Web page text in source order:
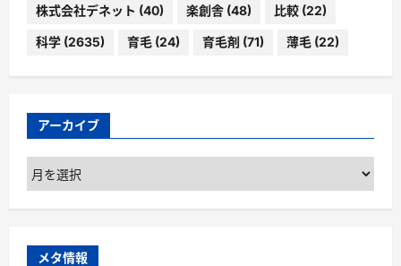
株式会社デネット (40) 楽創舎 (48) 比較 (22)
科学 (2635) 育毛 (24) 育毛剤 (71) 薄毛 (22)
アーカイブ
ア
ー
カ
ブ
メタ情報